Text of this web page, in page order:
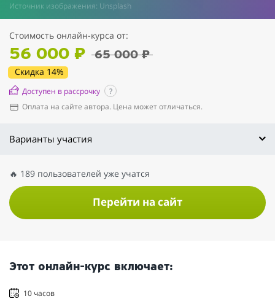
Источник изображения: Unsplash
Стоимость онлайн-курса от:
56 000 ₽ 65 000 ₽
Скидка 14%
Доступен в рассрочку
?
Оплата на сайте автора. Цена может отличаться.
Варианты участия
🔥 189 пользователей уже учатся
Перейти на сайт
Этот онлайн-курс включает:
10 часов